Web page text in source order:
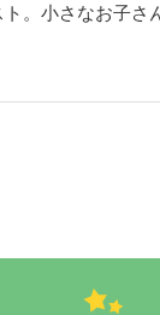
。小さなお子